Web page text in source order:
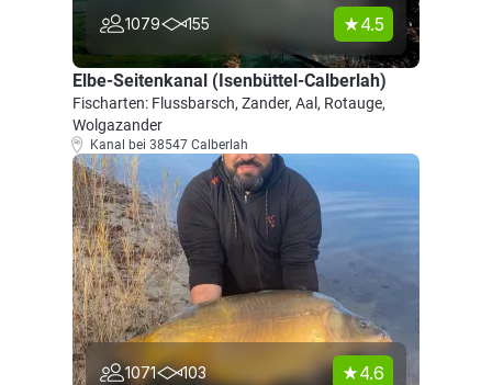
1079 155 4.5
Elbe-Seitenkanal (Isenbüttel-Calberlah)
Fischarten: Flussbarsch, Zander, Aal, Rotauge,
Wolgazander
Kanal bei 38547 Calberlah
1071 103 4.6